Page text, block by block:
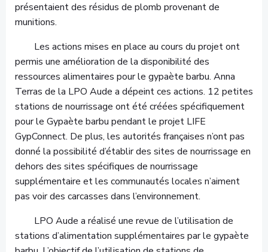
présentaient des résidus de plomb provenant de
munitions.
Les actions mises en place au cours du projet ont
permis une amélioration de la disponibilité des
ressources alimentaires pour le gypaète barbu. Anna
Terras de la LPO Aude a dépeint ces actions. 12 petites
stations de nourrissage ont été créées spécifiquement
pour le Gypaète barbu pendant le projet LIFE
GypConnect. De plus, les autorités françaises n’ont pas
donné la possibilité d’établir des sites de nourrissage en
dehors des sites spécifiques de nourrissage
supplémentaire et les communautés locales n’aiment
pas voir des carcasses dans l’environnement.
LPO Aude a réalisé une revue de l’utilisation de
stations d’alimentation supplémentaires par le gypaète